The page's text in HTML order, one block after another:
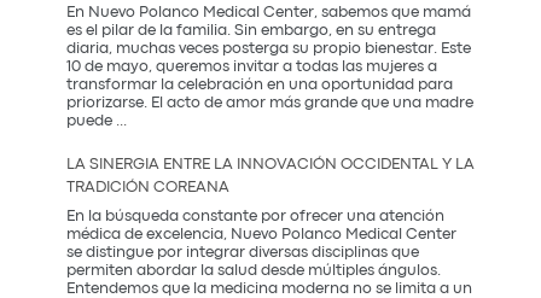
En Nuevo Polanco Medical Center, sabemos que mamá
es el pilar de la familia. Sin embargo, en su entrega
diaria, muchas veces posterga su propio bienestar. Este
10 de mayo, queremos invitar a todas las mujeres a
transformar la celebración en una oportunidad para
priorizarse. El acto de amor más grande que una madre
puede ...
que
Realmente
Necesita:
Salud
y
Prevención
LA SINERGIA ENTRE LA INNOVACIÓN OCCIDENTAL Y LA
TRADICIÓN COREANA
En la búsqueda constante por ofrecer una atención
médica de excelencia, Nuevo Polanco Medical Center
se distingue por integrar diversas disciplinas que
permiten abordar la salud desde múltiples ángulos.
Entendemos que la medicina moderna no se limita a un